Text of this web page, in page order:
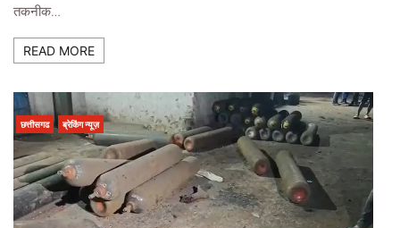
तकनीक…
READ MORE
छत्तीसगढ ब्रेकिंग न्यूज़